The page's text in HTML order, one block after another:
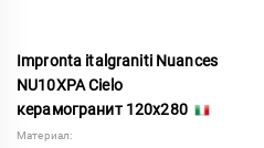
Impronta italgraniti Nuances
NU10XPA Cielo
керамогранит 120x280
Материал: